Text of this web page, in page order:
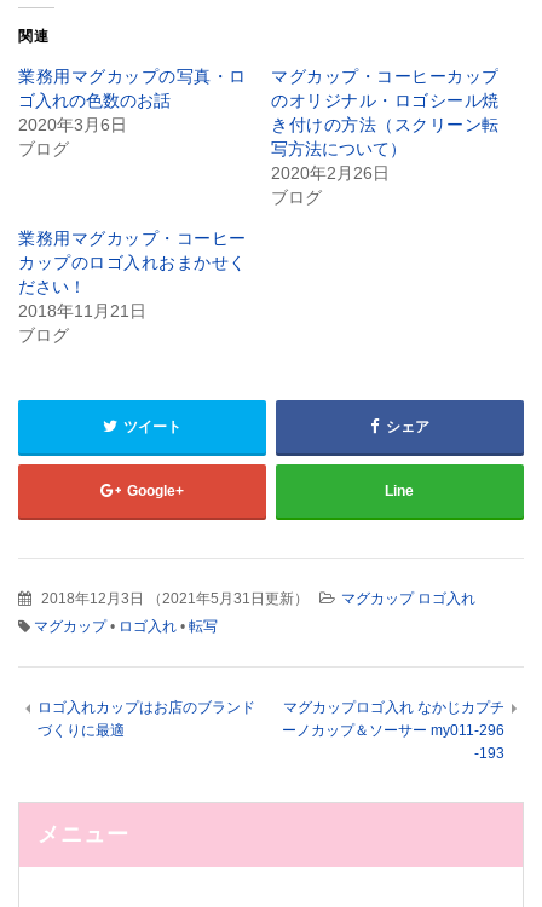
有
(新
し
い
ウ
ィ
開
き
ま
す)
リ
ッ
ク
し
て
い
ウ
ィ
ド
ウ
す)
関連
業務用マグカップの写真・ロ
ゴ入れの色数のお話
2020年3月6日
ブログ
マグカップ・コーヒーカップ
のオリジナル・ロゴシール焼
き付けの方法（スクリーン転
写方法について）
2020年2月26日
ブログ
業務用マグカップ・コーヒー
カップのロゴ入れおまかせく
ださい！
2018年11月21日
ブログ
ツイート シェア
Google+ Line
2018年12月3日 （ 2021年5月31日更新）
マグカップ ロゴ入れ
マグカップ• ロゴ入れ • 転写
ロゴ入れカップはお店のブランド
づくりに最適
マグカップロゴ入れ なかじカプチ
ーノカップ＆ソーサー my011-296
-193
メニュー